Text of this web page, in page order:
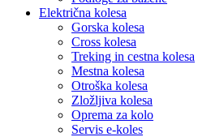
Električna kolesa
Gorska kolesa
Cross kolesa
Treking in cestna kolesa
Mestna kolesa
Otroška kolesa
Zložljiva kolesa
Oprema za kolo
Servis e-koles